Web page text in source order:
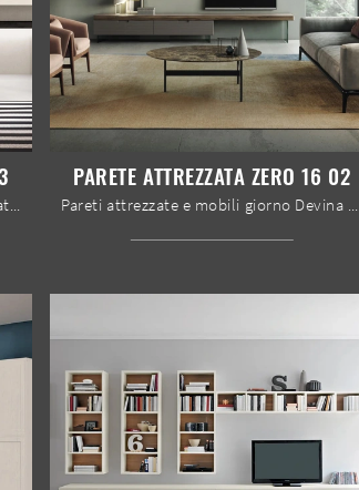
Se vuoi completare un soggiorno operativo e pratico dalle linee moderne, ti offriamo la parete attrezzata Parete attrezzata Zero 16 03 Devina Nais.
PARETE ATTREZZATA ZERO 16 02
Pareti attrezzate e mobili giorno Devina Nais: clicca e scopri il modello Parete attrezzata Zero 16 02 e potrai completare stanze moderne di ogni ...